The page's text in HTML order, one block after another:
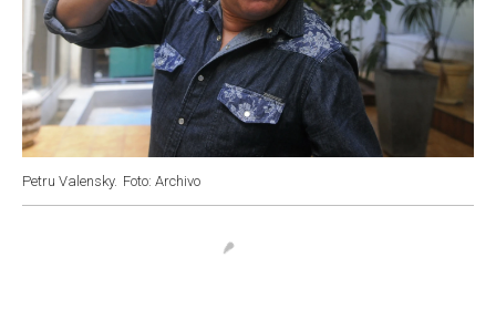
Petru Valensky. Foto: Archivo